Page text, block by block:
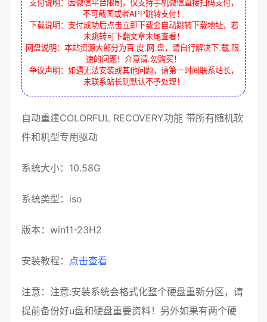
支付说明：因微信平台限制，仅支持手机微信直接扫码支付，
不可截图或者APP跳转支付！
下载说明：支付成功后点击立即下载会自动跳转下载地址，若
未跳转可下翻文章末尾查看！
网盘说明：本站资源大部分为百.度.网.盘，请自行解决下.载.限.
速的问题！介意请.勿购买！
争议声明：如遇无法安装或其他问题，请第一时间联系站长，
未联系站长则默认不予处理！
自动重建COLORFUL RECOVERY功能 带所有随机软
件和机型专用驱动
系统大小：10.58G
系统类型：iso
版本：win11-23H2
安装教程： 点击查看
注意：注意:安装系统会格式化整个硬盘重新分区，请
提前备份好u盘和硬盘重要资料！另外如果有两个硬